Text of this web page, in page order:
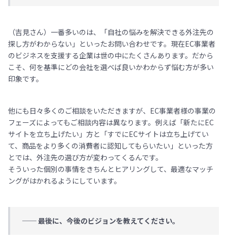
（吉見さん）一番多いのは、「自社の悩みを解決できる外注先の
探し方がわからない」といったお問い合わせです。現在EC事業者
のビジネスを支援する企業は世の中にたくさんあります。だから
こそ、何を基準にどの会社を選べば良いかわからず悩む方が多い
印象です。
他にも日々多くのご相談をいただきますが、EC事業者様の事業の
フェーズによってもご相談内容は異なります。例えば「新たにEC
サイトを立ち上げたい」方と「すでにECサイトは立ち上げてい
て、商品をより多くの消費者に認知してもらいたい」といった方
とでは、外注先の選び方が変わってくるんです。
そういった個別の事情をきちんとヒアリングして、最適なマッチ
ングがはかれるようにしています。
── 最後に、今後のビジョンを教えてください。